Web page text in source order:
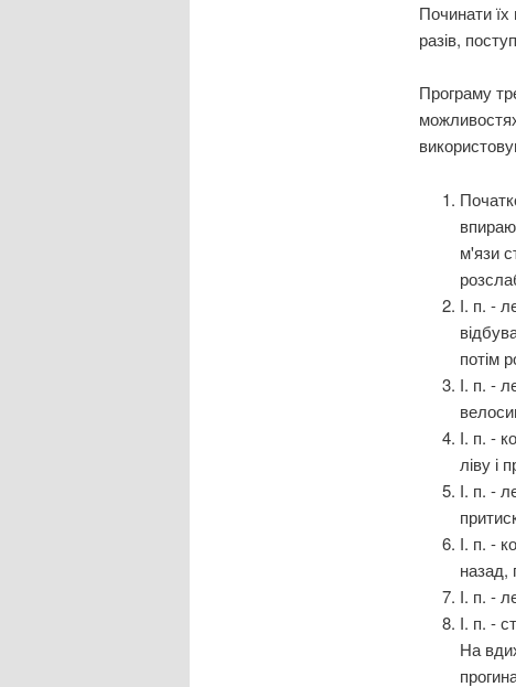
Починати їх
разів,
Програму
м'язи
І. п. -
потім
І. п. -
І. п. -
ліву і
І. п. -
І. п. -
назад,
І. п. -
І. п. -
На